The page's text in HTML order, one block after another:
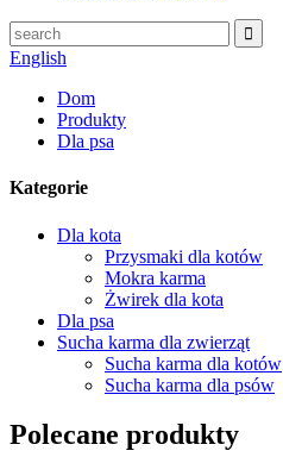
English
Dom
Produkty
Dla psa
Kategorie
Dla kota
Przysmaki dla kotów
Mokra karma
Żwirek dla kota
Dla psa
Sucha karma dla zwierząt
Sucha karma dla kotów
Sucha karma dla psów
Polecane produkty